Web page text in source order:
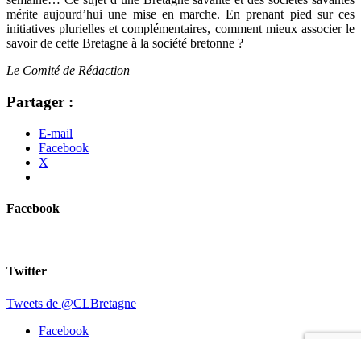
mérite aujourd’hui une mise en marche. En prenant pied sur ces
initiatives plurielles et complémentaires, comment mieux associer le
savoir de cette Bretagne à la société bretonne ?
Le Comité de Rédaction
Partager :
E-mail
Facebook
X
Facebook
Twitter
Tweets de @CLBretagne
Facebook